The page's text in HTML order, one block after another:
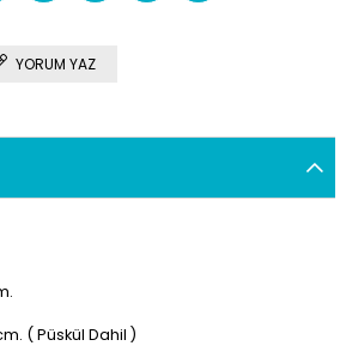
YORUM YAZ
( Püskül Dahil )